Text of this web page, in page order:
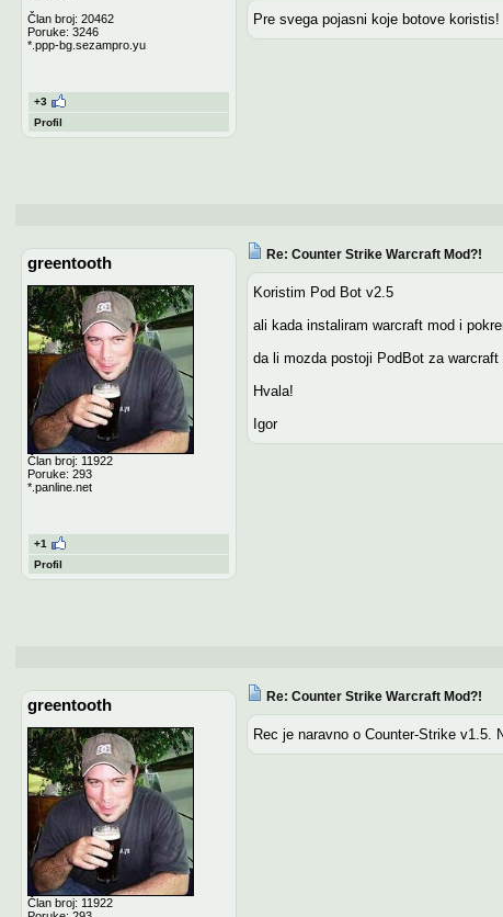
Član broj: 20462
Poruke: 3246
*.ppp-bg.sezampro.yu
+3
Profil
Pre svega pojasni koje botove koristis!
greentooth
Član broj: 11922
Poruke: 293
*.panline.net
+1
Profil
Re: Counter Strike Warcraft Mod?!
Koristim Pod Bot v2.5
ali kada instaliram warcraft mod i
da li mozda postoji PodBot za warcraft
Hvala!
Igor
greentooth
Član broj: 11922
Re: Counter Strike Warcraft Mod?!
Rec je naravno o Counter-Strike v1.5.